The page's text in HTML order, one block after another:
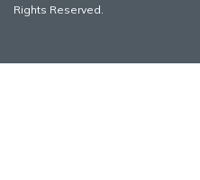
Rights Reserved.